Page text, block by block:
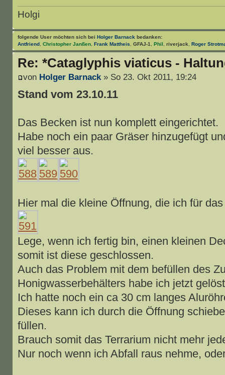
Holgi
folgende User möchten sich bei Holger Barnack bedanken:
Antfriend, Christopher Janßen, Frank Mattheis GFAJ-1 Phil riverjack Roger
Re: *Cataglyphis viaticus -
von Holger Barnack» So 23. Okt 2011, 19:24
Stand vom 23.10.11
Das Becken ist nun komplett eingerichtet.
Habe noch ein paar Gräser hinzugefügt
viel besser aus.
Hier mal die kleine Öffnung, die ich für
Lege, wenn ich fertig bin, einen kleinen
somit ist diese geschlossen.
Auch das Problem mit dem befüllen des
Honigwasserbehälters habe ich jetzt
Ich hatte noch ein ca 30 cm langes
Dieses kann ich durch die Öffnung
füllen.
Brauch somit das Terrarium nicht mehr
Nur noch wenn ich Abfall raus nehme,